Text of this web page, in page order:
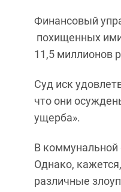
Финансовый
похищенных
11,5 миллионов
Суд иск
что они
ущерба».
В коммунальной
Однако,
различные